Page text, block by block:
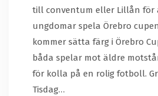
till conventum eller Lillån för
ungdomar spela Örebro
kommer sätta färg i Örebro
båda spelar mot äldre
för kolla på en rolig fotboll.
Tisdag…